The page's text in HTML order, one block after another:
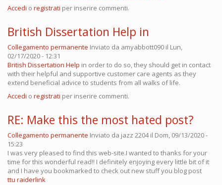
Accedi o registrati per inserire commenti.
British Dissertation Help in
Collegamento permanente Inviato da amyabbott090 il Lun,
02/17/2020 - 12:31
British Dissertation Help in order to do so, they should get in contact
with their helpful and supportive customer care agents as they
extend beneficial advice to students from all walks of life.
Accedi o registrati per inserire commenti.
RE: Make this the most hated post?
Collegamento permanente Inviato da jazz 2204il Dom, 09/13/2020 -
15:23
I was very pleased to find this web-site.I wanted to thanks for your
time for this wonderful read!! I definitely enjoying every little bit of it
and I have you bookmarked to check out new stuff you blog post
ttu raiderlink